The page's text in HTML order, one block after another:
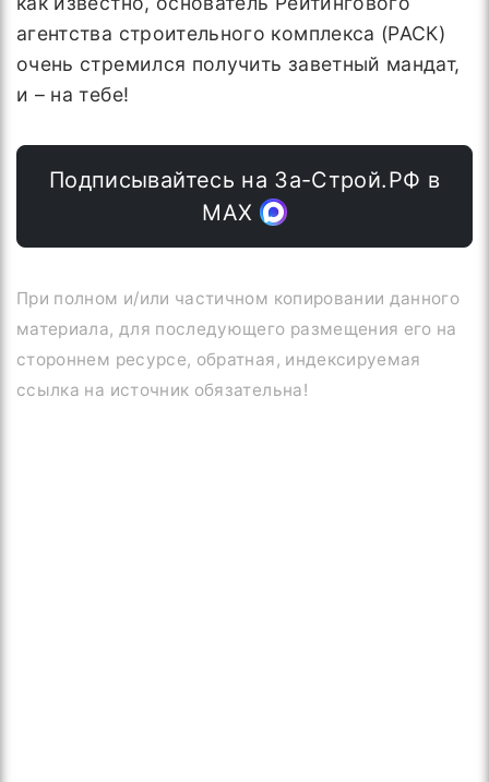
агентства строительного комплекса (РАСК)
очень стремился получить заветный мандат,
и – на тебе!
Подписывайтесь на За-Строй.РФ в
МАХ
При полном и/или частичном копировании данного
материала, для последующего размещения его на
стороннем ресурсе, обратная, индексируемая
ссылка на источник обязательна!